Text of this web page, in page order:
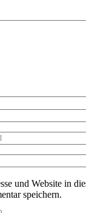
und Website in
speichern.